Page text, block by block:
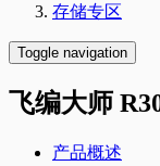
存储专区
Toggle navigation
飞编大师
产品概述